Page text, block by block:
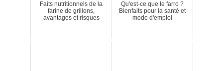
Faits nutritionnels de la
farine de grillons,
avantages et risques
Qu'est-ce que le farro ?
Bienfaits pour la santé et
mode d'emploi